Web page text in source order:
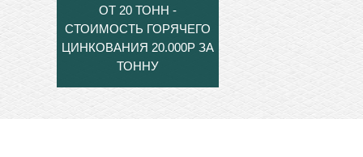
ОТ 20 ТОНН -
СТОИМОСТЬ ГОРЯЧЕГО
ЦИНКОВАНИЯ 20.000Р ЗА
ТОННУ